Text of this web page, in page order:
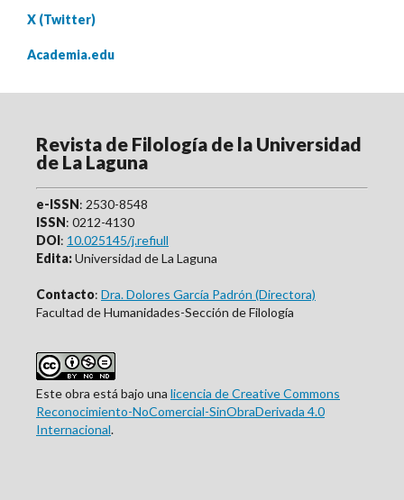
X (Twitter)
Academia.edu
Revista de Filología de la Universidad
de La Laguna
e-ISSN: 2530-8548
ISSN: 0212-4130
DOI: 10.025145/j.refiull
Edita:Universidad de La Laguna
Contacto: Dra. Dolores García Padrón (Directora)
Facultad de Humanidades-Sección de Filología
Este obra está bajo una licencia de Creative Commons
Reconocimiento-NoComercial-SinObraDerivada 4.0
Internacional.